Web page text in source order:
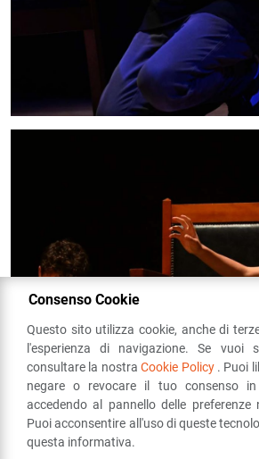
Consenso Cookie
Questo sito utilizza cookie, anche di
l'esperienza di navigazione. Se vuoi
consultare la nostraCookie Policy . Puoi
negare o revocare il tuo consenso in
accedendo al pannello delle preferenze
Puoi acconsentire all'uso di queste
questa informativa.